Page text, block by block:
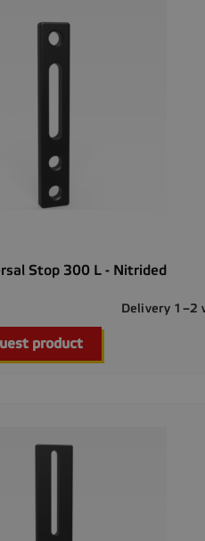
Stop 300 L - Nitrided
Delivery 1–2
product